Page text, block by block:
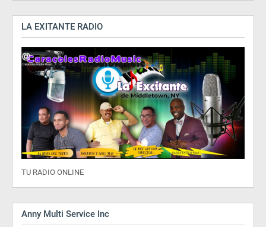
LA EXITANTE RADIO
TU RADIO ONLINE
Anny Multi Service Inc